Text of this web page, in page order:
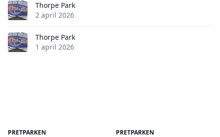
Thorpe Park
2 april 2026
Thorpe Park
1 april 2026
PRETPARKEN PRETPARKEN